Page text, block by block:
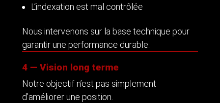
L’indexation est mal contrôlée
Nous intervenons sur la base technique pour
garantir une performance durable.
4 — Vision long terme
Notre objectif n’est pas simplement
d’améliorer une position.